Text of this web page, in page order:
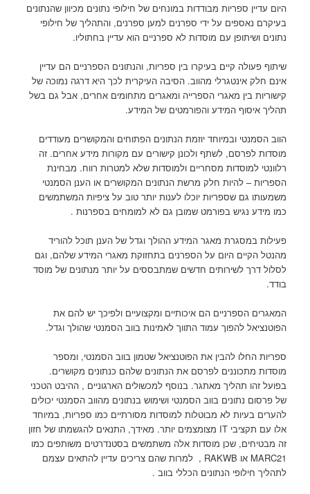
היום עדיין ספריות מבודדות במונחים של חילופי נתונים מכיוון שהנתונים
בעיקרם נאספים על ידי ספרנים למען ספרנים, והתהליך של חילופי
נתונים ושיתופן עם מוסדות לא ספרניים הוא עדיין בחתוליו.
שיתוף פעולה קיים בעיקרו בין ספריות, והנתונים הספרניים הם עדיין
אינם חלק אינטגרלי מהווב. הסיבה העיקרית לכך היא דרגה נמוכה של
קישוריות בין מאגרי הספרייה ומאגרים מתחומים אחרים, אבל גם בשל
תהליך איסוף המידע והפורמטים של המידע.
הווב הסמנטי ובמיוחד יוזמת הנתונים הפתוחים והמקושרים מעודדים
מוסדות לפרסם, לשתף ולכונן קישורים עם מקורות מידע אחרים. זה
רלוונטי למוסדות מסחריים ולמוסדות שלא למטרות רווח. מבחינת
הספריות – להיות חלק מרשת הנתונים המקושרים או הענן הסמנטי
משמעותו גם שספריות יוכלו לענות יותר טוב על ציפיות המשתמשים
כמו מידע נגיש בפורמט שמובן גם לא למומחים בספרנות .
פעילות במסגרת מאגר המידע ההולך וגדל של הענן תוכל להוריד
מהנטל הקיים היום על הספרנים בתחזוקת מאגרי המידע שלהם, וגם
לסלול דרך לשירותים חדשים שמתבססים על יותר מנתונים של מוסד
בודד.
המאגרים הספרניים הם איכותיים ומקצועיים ולפיכך יש להם את
הפוטנציאל להפוך עמוד התווך לאמינות בווב הסמנטי שהולך וגדל.
ספריות החלו להבין את הפוטנציאל שטמון בווב הסמנטי, ומספר
מוסדות מתכוננים לפרסם את הנתונים שלהם כנתונים מקושרים.
בפועל זהו תהליך מאתגר. בנוסף למכשולים הארגוניים , ההיבט הטכני
של פרסום נתונים בווב הסמנטי ושימוש בנתונים מהווב הסמנטי יכולים
להערים בעיות לא מבוטלות למוסדות מסורתיים כמו ספריות, במיוחד
אלו עם תקציבי IT מצומצמים יותר. מאידך, התנאים להגשמתו של חזון
זה מבטיחים, שכן מוסדות אלה משתמשים בסטנדרטים משותפים כמו
MARC21 או RAKWB , למרות שהם צריכים עדיין להתאים עצמם
לתהליך חילופי הנתונים הכללי בווב .